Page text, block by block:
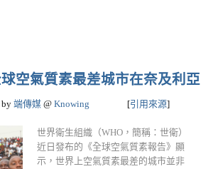
空氣質素最差城市在奈及利亞
by 端傳媒 @ Knowing [引用來源]
世界衛生組織（WHO，簡稱：世衛）
近日發布的《全球空氣質素報告》顯
示，世界上空氣質素最差的城市並非